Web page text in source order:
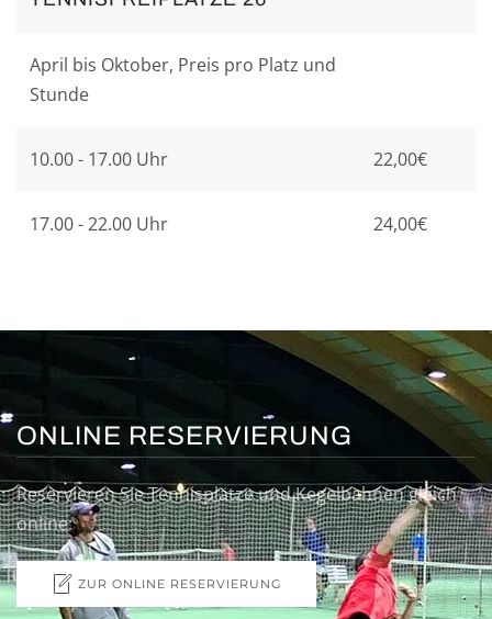
April bis Oktober, Preis pro Platz und
Stunde
10.00 - 17.00 Uhr 22,00€
17.00 - 22.00 Uhr 24,00€
ONLINE RESERVIERUNG
Reservieren SieTennisplätze und Kegelbahnengleich
online:
ZUR ONLINE RESERVIERUNG